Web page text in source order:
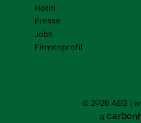
Hotel
Presse
Jobs
Firmenprofil
© 2026 AEG |
a carbon